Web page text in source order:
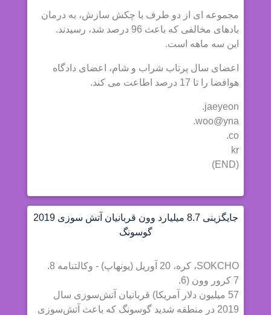
مجموعه ای از دو طرف با چکش سازش، به درمان
بادهای مخالفی که باعث 96 درصد شد، رسیدند.
این سه ماهه است.
اعضای سال پرتاب شراب و شام، اعضای دادگاه
هوافضا را تا 17 درصد اطاعت می کند.
jaeyeon.
woo@yna.
co.
kr
(END)
جایگزینی 8.7 میلیارد وون قربانیان آتش سوزی 2019
گوسونگ
SOKCHO، کره، 20 آوریل (یونهاپ) - وکالتنامه 8.
7 کرور وون (6.
57 میلیون دلار آمریکا) قربانیان آتش‌سوزی سال
2019 در منطقه شدید گوسونگ که باعث آتش‌سوزی